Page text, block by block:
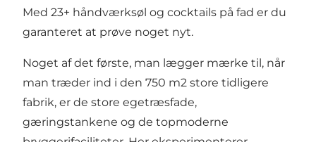
Med 23+ håndværksøl og cocktails på fad er du
garanteret at prøve noget nyt.
Noget af det første, man lægger mærke til, når
man træder ind i den 750 m2 store tidligere
fabrik, er de store egetræsfade,
gæringstankene og de topmoderne